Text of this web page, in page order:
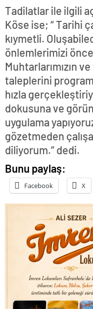
Tadilatlar ile ilgili
Köse ise; “ Tarihi
kıymetli.
önlemlerimizi
Muhtarlarımızın
taleplerini
hızla
dokusuna ve
uygulama
gözetmeden
diliyorum.” dedi.
Bunu paylaş:
Facebook X